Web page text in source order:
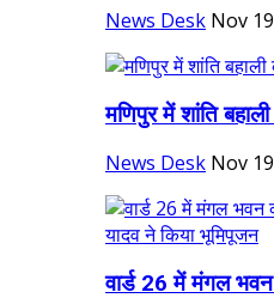
News Desk Nov
मणिपुर में शांति
News Desk Nov
वार्ड 26 में मंगल भवन